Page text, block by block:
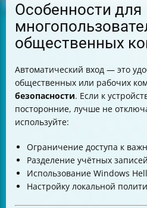
Особенности для
общественных
Автоматический вход — это
общественных или рабочих
безопасности. Если к
посторонние, лучше не
используйте:
Ограничение доступа к
Разделение учётных
Использование Windows
Настройку локальной